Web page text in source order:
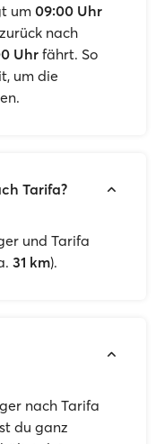
um 09:00 Uhr
nach
Uhr fährt. So
um die
Tarifa?
und Tarifa
31 km).
nach Tarifa
du ganz